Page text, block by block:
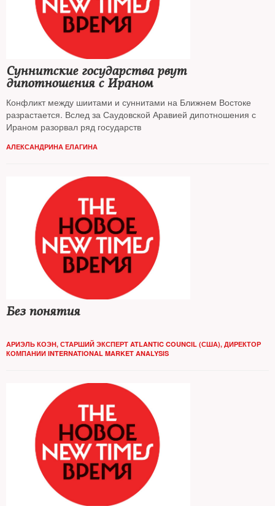
Суннитские государства рвут
дипотношения с Ираном
Конфликт между шиитами и суннитами на Ближнем Востоке
разрастается. Вслед за Саудовской Аравией дипотношения с
Ираном разорвал ряд государств
АЛЕКСАНДРИНА ЕЛАГИНА
Без понятия
АРИЭЛЬ КОЭН, СТАРШИЙ ЭКСПЕРТ ATLANTIC COUNCIL (США), ДИРЕКТОР
КОМПАНИИ INTERNATIONAL MARKET ANALYSIS